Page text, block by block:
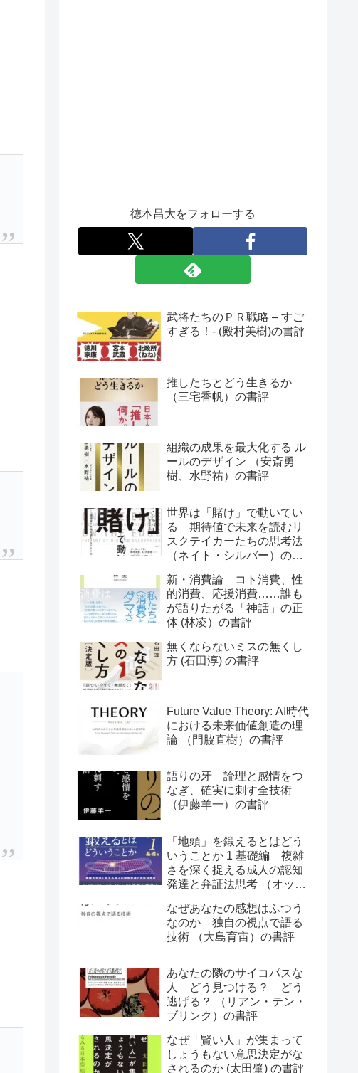
徳本昌大をフォローする
武将たちのＰＲ戦略 – すご
すぎる！- (殿村美樹)の書評
推したちとどう生きるか
（三宅香帆）の書評
組織の成果を最大化する ル
ールのデザイン （安斎勇
樹、水野祐）の書評
世界は「賭け」で動いてい
る 期待値で未来を読むリ
スクテイカーたちの思考法
（ネイト・シルバー）の書
新・消費論 コト消費、性
的消費、応援消費……誰も
が語りたがる「神話」の正
体 (林凌）の書評
無くならないミスの無くし
方 (石田淳) の書評
Future Value Theory: AI時代
における未来価値創造の理
論 （門脇直樹）の書評
語りの牙 論理と感情をつ
なぎ、確実に刺す全技術
（伊藤羊一）の書評
「地頭」を鍛えるとはどう
いうことか 1 基礎編 複雑
さを深く捉える成人の認知
発達と弁証法思考 （オット
なぜあなたの感想はふつう
なのか 独自の視点で語る
技術 （大島育宙）の書評
あなたの隣のサイコパスな
人 どう見つける？ どう
逃げる？ （リアン・テン・
ブリンク）の書評
なぜ「賢い人」が集まって
しょうもない意思決定がな
されるのか (太田肇) の書評